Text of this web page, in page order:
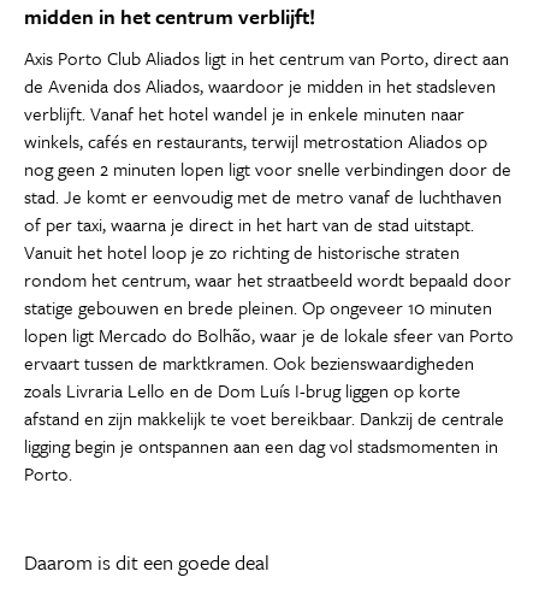
midden in het centrum verblijft!
Axis Porto Club Aliados ligt in het centrum van Porto, direct aan
de Avenida dos Aliados, waardoor je midden in het stadsleven
verblijft. Vanaf het hotel wandel je in enkele minuten naar
winkels, cafés en restaurants, terwijl metrostation Aliados op
nog geen 2 minuten lopen ligt voor snelle verbindingen door de
stad. Je komt er eenvoudig met de metro vanaf de luchthaven
of per taxi, waarna je direct in het hart van de stad uitstapt.
Vanuit het hotel loop je zo richting de historische straten
rondom het centrum, waar het straatbeeld wordt bepaald door
statige gebouwen en brede pleinen. Op ongeveer 10 minuten
lopen ligt Mercado do Bolhão, waar je de lokale sfeer van Porto
ervaart tussen de marktkramen. Ook bezienswaardigheden
zoals Livraria Lello en de Dom Luís I-brug liggen op korte
afstand en zijn makkelijk te voet bereikbaar. Dankzij de centrale
ligging begin je ontspannen aan een dag vol stadsmomenten in
Porto.
Daarom is dit een goede deal